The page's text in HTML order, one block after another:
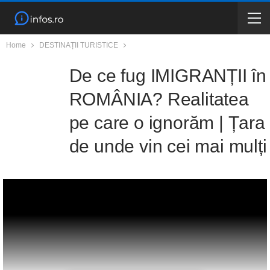
Home DESTINAȚII TURISTICE
De ce fug IMIGRANȚII în
ROMÂNIA? Realitatea
pe care o ignorăm | Țara
de unde vin cei mai mulți